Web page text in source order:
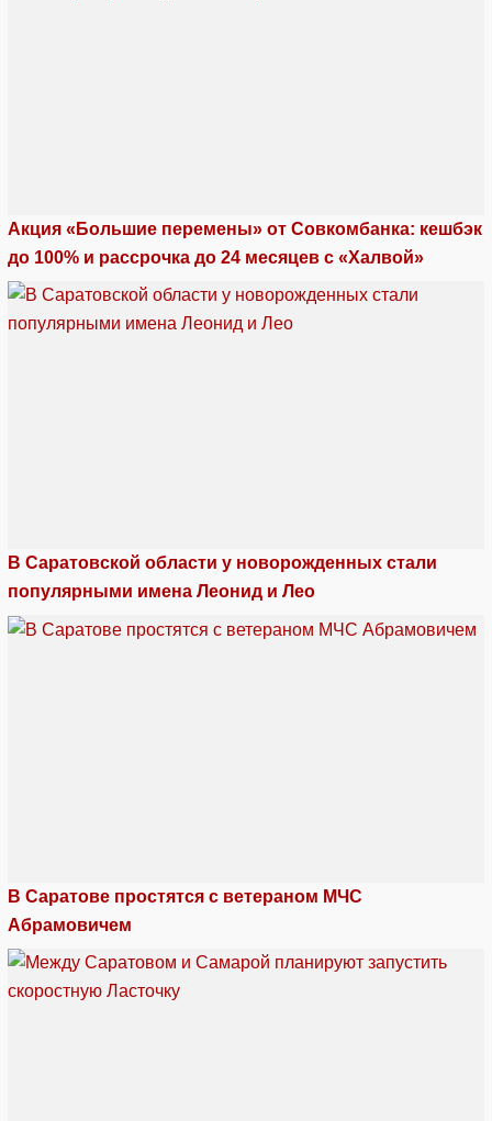
Акция «Большие перемены» от Совкомбанка: кешбэк
до 100% и рассрочка до 24 месяцев с «Халвой»
В Саратовской области у новорожденных стали
популярными имена Леонид и Лео
В Саратове простятся с ветераном МЧС
Абрамовичем